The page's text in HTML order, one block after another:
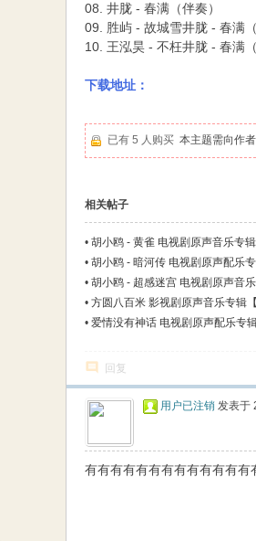
08. 井胧 - 春满（伴奏）
09. 胜屿 - 故城雪井胧 - 春满（
10. 王泓昊 - 不枉井胧 - 春满（
下载地址：
已有 5 人购买 本主题需向作
相关帖子
• 胡小鸥 - 黄雀 电视剧原声音乐专辑
• 胡小鸥 - 暗河传 电视剧原声配乐
• 胡小鸥 - 超感迷宫 电视剧原声音
• 方圆八百米 影视剧原声音乐专辑
• 爱情没有神话 电视剧原声配乐专
回复
用户已注销 发表于
有有有有有有有有有有有有有